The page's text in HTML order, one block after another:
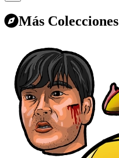
Más Colecciones